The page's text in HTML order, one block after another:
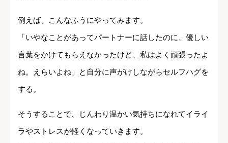
例えば、こんなふうにやってみます。
「いやなことがあってパートナーに話したのに、優しい
言葉をかけてもらえなかったけど、私はよく頑張ったよ
ね。えらいよね」と自分に声がけしながらセルフハグを
する。
そうすることで、じんわり温かい気持ちになれてイライ
ラやストレスが軽くなっていきます。